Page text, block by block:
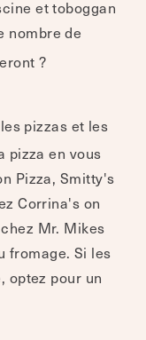
et toboggan
nombre de
?
pizzas et les
pizza en vous
Pizza, Smitty's
Corrina's on
Mr. Mikes
fromage. Si les
optez pour un